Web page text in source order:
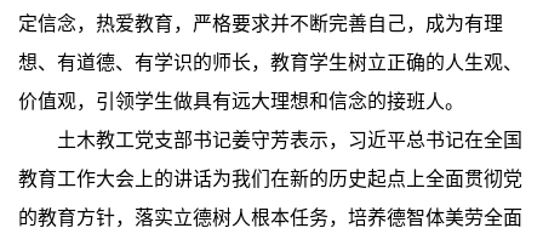
定信念，热爱教育，严格要求并不断完善自己，成为有理
想、有道德、有学识的师长，教育学生树立正确的人生观、
价值观，引领学生做具有远大理想和信念的接班人。
土木教工党支部书记姜守芳表示，习近平总书记在全国
教育工作大会上的讲话为我们在新的历史起点上全面贯彻党
的教育方针，落实立德树人根本任务，培养德智体美劳全面